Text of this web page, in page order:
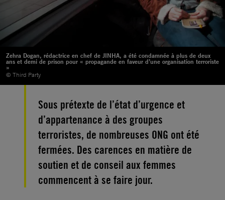
Zehra Dogan, rédactrice en chef de JINHA, a été condamnée à plus de deux
ans et demi de prison pour « propagande en faveur d’une organisation terroriste
»
© Third Party
Sous prétexte de l’état d’urgence et
d’appartenance à des groupes
terroristes, de nombreuses ONG ont été
fermées. Des carences en matière de
soutien et de conseil aux femmes
commencent à se faire jour.